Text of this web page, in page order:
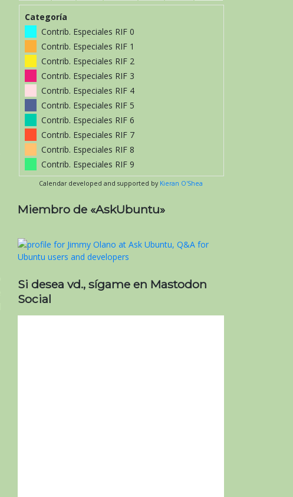
Categoría
Contrib. Especiales RIF 0
Contrib. Especiales RIF 1
Contrib. Especiales RIF 2
Contrib. Especiales RIF 3
Contrib. Especiales RIF 4
Contrib. Especiales RIF 5
Contrib. Especiales RIF 6
Contrib. Especiales RIF 7
Contrib. Especiales RIF 8
Contrib. Especiales RIF 9
Calendar developed and supported by Kieran O'Shea
Miembro de «AskUbuntu»
Si desea vd., sígame en Mastodon
Social